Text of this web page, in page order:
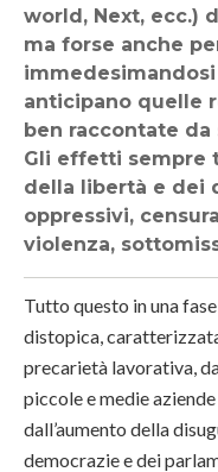
world, Next, ecc.)
ma forse anche
anticipano quelle
ben raccontate
Gli effetti sempre
della libertà e dei
oppressivi,
violenza,
Tutto questo in una
distopica,
precarietà lavorativa,
piccole e medie
dall’aumento della
democrazie e dei